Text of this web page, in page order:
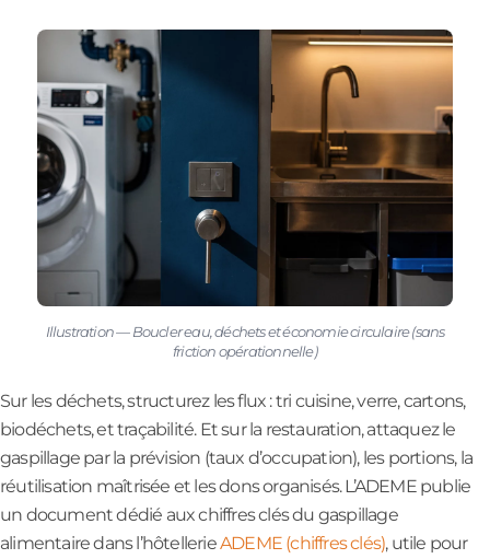
Illustration — Boucler eau, déchets et économie circulaire (sans
friction opérationnelle)
Sur les déchets, structurez les flux : tri cuisine, verre, cartons,
biodéchets, et traçabilité. Et sur la restauration, attaquez le
gaspillage par la prévision (taux d’occupation), les portions, la
réutilisation maîtrisée et les dons organisés. L’ADEME publie
un document dédié aux chiffres clés du gaspillage
alimentaire dans l’hôtellerieADEME (chiffres clés), utile pour